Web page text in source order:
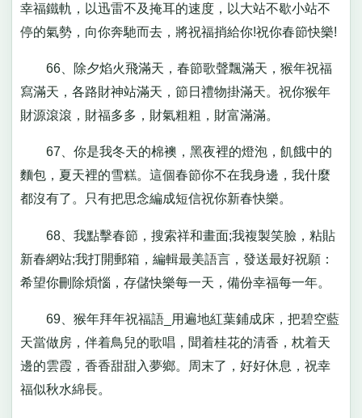
幸福鐵軌，以迅雷不及掩耳的速度，以大站不歇小站不
停的氣勢，向你奔馳而去，將祝福捎給你!祝你春節快樂!
66、除夕焰火飛滿天，春節歌聲飄滿天，猴年祝福
寫滿天，各路財神站滿天，節日禮物掛滿天。祝你猴年
財源滾滾，財福多多，財氣粗粗，財富滿滿。
67、你是我冬天的棉襖，黑夜裡的燈泡，飢餓中的
麵包，夏天裡的雪糕。這個春節你不在我身邊，我什麼
都沒有了。只有把思念編成短信祝你新春快樂。
68、我點擊春節，搜索祥和畫面;我複製笑臉，粘貼
新春網站;我打開郵箱，編輯最美語言，發送最好祝願：
希望你刪除煩惱，存儲快樂每一天，備份幸福每一年。
69、猴年拜年祝福語_用遍地紅葉鋪成床，把碧空藍
天當做房，伴着鳥兒的歌唱，聞着桂花的清香，枕着天
邊的雲霞，香香甜甜入夢鄉。周末了，好好休息，祝幸
福似秋水綿長。